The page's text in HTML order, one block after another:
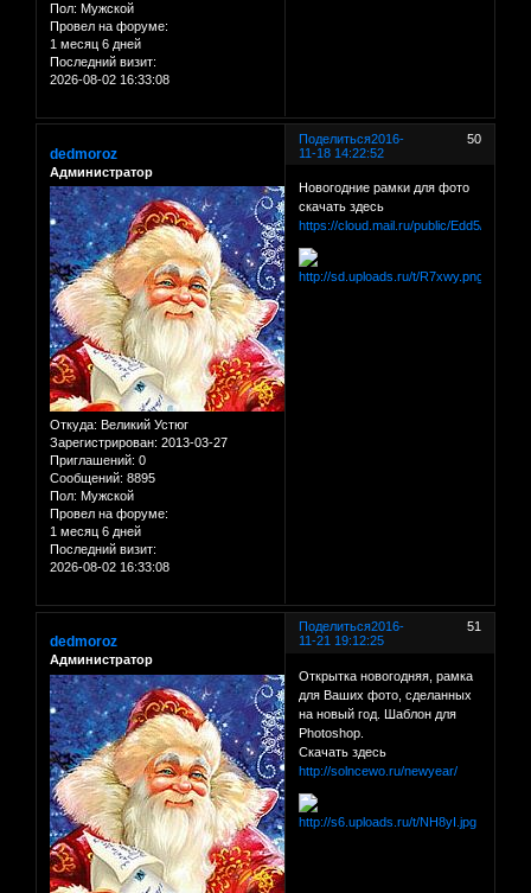
Пол: Мужской
Провел на форуме:
1 месяц 6 дней
Последний визит:
2026-08-02 16:33:08
Поделиться 50
2016-
11-18 14:22:52
dedmoroz
Администратор
Откуда: Великий Устюг
Зарегистрирован: 2013-03-27
Приглашений: 0
Сообщений: 8895
Пол: Мужской
Провел на форуме:
1 месяц 6 дней
Последний визит:
2026-08-02 16:33:08
Новогодние рамки для фото
скачать здесь
https://cloud.mail.ru/public/Edd5/
Поделиться 51
2016-
11-21 19:12:25
dedmoroz
Администратор
Открытка новогодняя, рамка
для Ваших фото, сделанных
на новый год. Шаблон для
Photoshop.
Скачать здесь
http://solncewo.ru/newyear/